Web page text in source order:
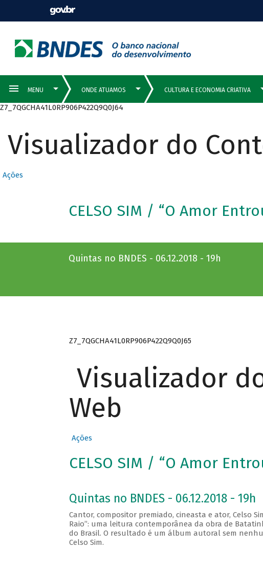
Z7_7QGCHA41L0RP906P422Q9Q0J64
Visualizador do
Ações
CELSO SIM / “O Amor
Quintas no BNDES - 06.12.2018 - 19h
Z7_7QGCHA41L0RP906P422Q9Q0J65
Visualizador
Web
Ações
CELSO SIM / “O Amor
Quintas no BNDES - 06.12.2018 - 19h
Cantor, compositor premiado, cineasta e ator, Celso
Raio”: uma leitura contemporânea da obra de
do Brasil. O resultado é um álbum autoral sem
Celso Sim.